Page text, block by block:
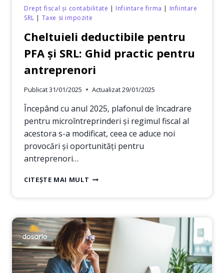
Drept fiscal și contabilitate | Infiintare firma | Infiintare
SRL | Taxe si impozite
Cheltuieli deductibile pentru
PFA și SRL: Ghid practic pentru
antreprenori
Publicat31/01/2025 Actualizat29/01/2025
Începând cu anul 2025, plafonul de încadrare
pentru microîntreprinderi și regimul fiscal al
acestora s-a modificat, ceea ce aduce noi
provocări și oportunități pentru
antreprenori…
CITEȘTE MAI MULT CHELTUIELI
ȘI
SRL:
GHID
PRACTIC
PENTRU
ANTREPRENORI